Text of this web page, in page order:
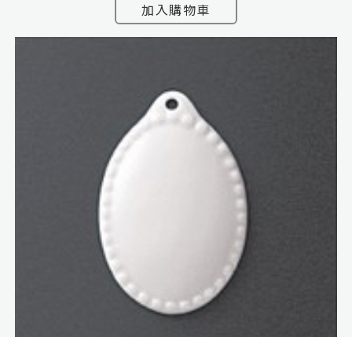
加入購物車